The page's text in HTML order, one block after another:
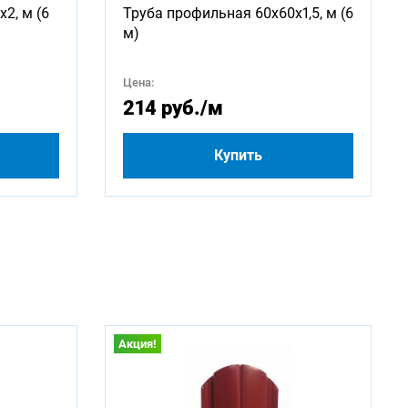
м (6
Труба профильная 60х60х1,5, м (6
м)
Цена:
214 руб./м
Купить
Акция!